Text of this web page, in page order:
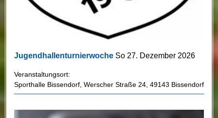
Jugendhallenturnierwoche So 27. Dezember 2026
Veranstaltungsort:
Sporthalle Bissendorf, Werscher Straße 24, 49143 Bissendorf